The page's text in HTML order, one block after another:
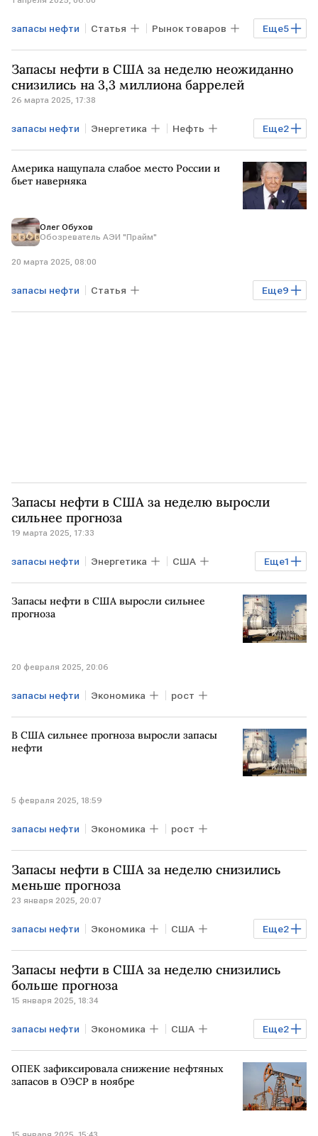
Еще5
запасы нефти Статья Рынок товаров
Нефть США Дональд Трамп
САУДОВСКАЯ АРАВИЯ
Запасы нефти в США за неделю неожиданно
снизились на 3,3 миллиона баррелей
26 марта 2025, 17:38
Еще2
запасы нефти Энергетика Нефть
США добыча нефти
Америка нащупала слабое место России и
бьет наверняка
Олег Обухов
Обозреватель АЭИ "Прайм"
20 марта 2025, 08:00
Еще9
запасы нефти Статья
Мировая экономика США
Запасы нефти в США за неделю выросли
сильнее прогноза
19 марта 2025, 17:33
Еще1
запасы нефти Энергетика США
Нефть
Запасы нефти в США выросли сильнее
прогноза
20 февраля 2025, 20:06
запасы нефти Экономика рост
В США сильнее прогноза выросли запасы
нефти
5 февраля 2025, 18:59
запасы нефти Экономика рост
Запасы нефти в США за неделю снизились
меньше прогноза
23 января 2025, 20:07
Еще2
запасы нефти Экономика США
Нефть добыча нефти
Запасы нефти в США за неделю снизились
больше прогноза
15 января 2025, 18:34
Еще2
запасы нефти Экономика США
Нефть добыча нефти
ОПЕК зафиксировала снижение нефтяных
запасов в ОЭСР в ноябре